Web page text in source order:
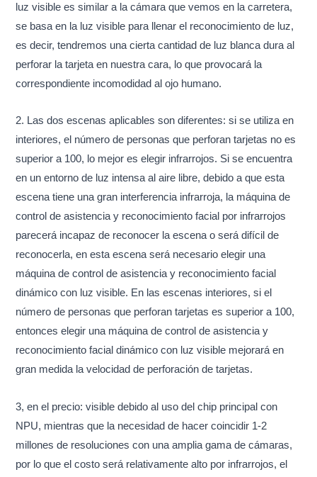
luz visible es similar a la cámara que vemos en la carretera,
se basa en la luz visible para llenar el reconocimiento de luz,
es decir, tendremos una cierta cantidad de luz blanca dura al
perforar la tarjeta en nuestra cara, lo que provocará la
correspondiente incomodidad al ojo humano.
2. Las dos escenas aplicables son diferentes: si se utiliza en
interiores, el número de personas que perforan tarjetas no es
superior a 100, lo mejor es elegir infrarrojos. Si se encuentra
en un entorno de luz intensa al aire libre, debido a que esta
escena tiene una gran interferencia infrarroja, la máquina de
control de asistencia y reconocimiento facial por infrarrojos
parecerá incapaz de reconocer la escena o será difícil de
reconocerla, en esta escena será necesario elegir una
máquina de control de asistencia y reconocimiento facial
dinámico con luz visible. En las escenas interiores, si el
número de personas que perforan tarjetas es superior a 100,
entonces elegir una máquina de control de asistencia y
reconocimiento facial dinámico con luz visible mejorará en
gran medida la velocidad de perforación de tarjetas.
3, en el precio: visible debido al uso del chip principal con
NPU, mientras que la necesidad de hacer coincidir 1-2
millones de resoluciones con una amplia gama de cámaras,
por lo que el costo será relativamente alto por infrarrojos, el